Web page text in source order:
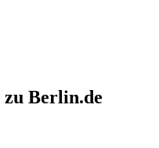
Berlin.de